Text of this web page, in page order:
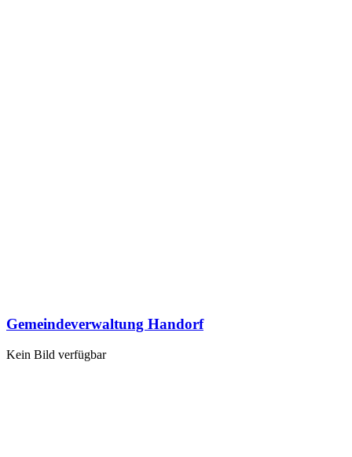
Gemeindeverwaltung Handorf
Kein Bild verfügbar